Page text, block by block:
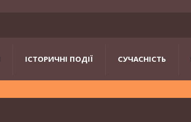
ІСТОРИЧНІ ПОДІЇ СУЧАСНІСТЬ